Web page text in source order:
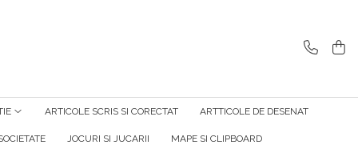
ARTICOLE SCRIS SI CORECTAT ARTTICOLE DE DESENAT
JOCURI SI JUCARII MAPE SI CLIPBOARD